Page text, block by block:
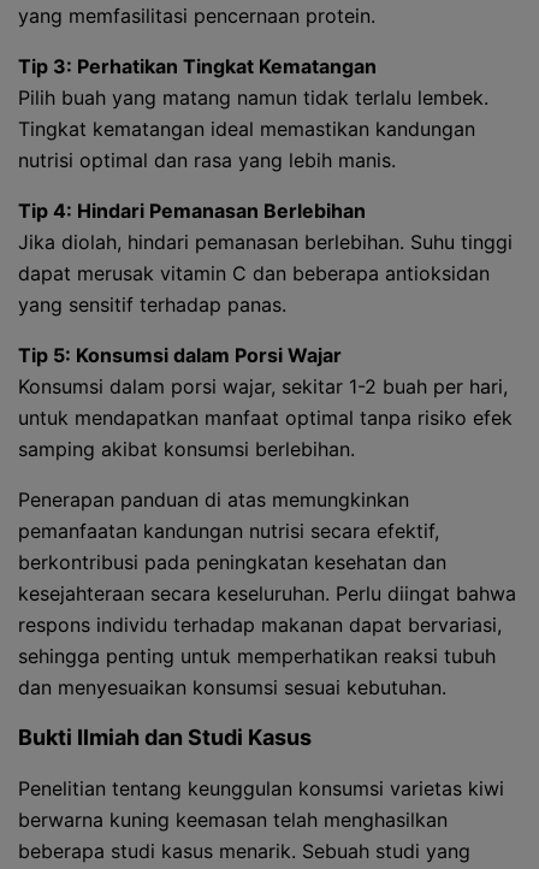
yang memfasilitasi pencernaan protein.
Tip 3: Perhatikan Tingkat Kematangan
Pilih buah yang matang namun tidak terlalu lembek.
Tingkat kematangan ideal memastikan kandungan
nutrisi optimal dan rasa yang lebih manis.
Tip 4: Hindari Pemanasan Berlebihan
Jika diolah, hindari pemanasan berlebihan. Suhu tinggi
dapat merusak vitamin C dan beberapa antioksidan
yang sensitif terhadap panas.
Tip 5: Konsumsi dalam Porsi Wajar
Konsumsi dalam porsi wajar, sekitar 1-2 buah per hari,
untuk mendapatkan manfaat optimal tanpa risiko efek
samping akibat konsumsi berlebihan.
Penerapan panduan di atas memungkinkan
pemanfaatan kandungan nutrisi secara efektif,
berkontribusi pada peningkatan kesehatan dan
kesejahteraan secara keseluruhan. Perlu diingat bahwa
respons individu terhadap makanan dapat bervariasi,
sehingga penting untuk memperhatikan reaksi tubuh
dan menyesuaikan konsumsi sesuai kebutuhan.
Bukti Ilmiah dan Studi Kasus
Penelitian tentang keunggulan konsumsi varietas kiwi
berwarna kuning keemasan telah menghasilkan
beberapa studi kasus menarik. Sebuah studi yang